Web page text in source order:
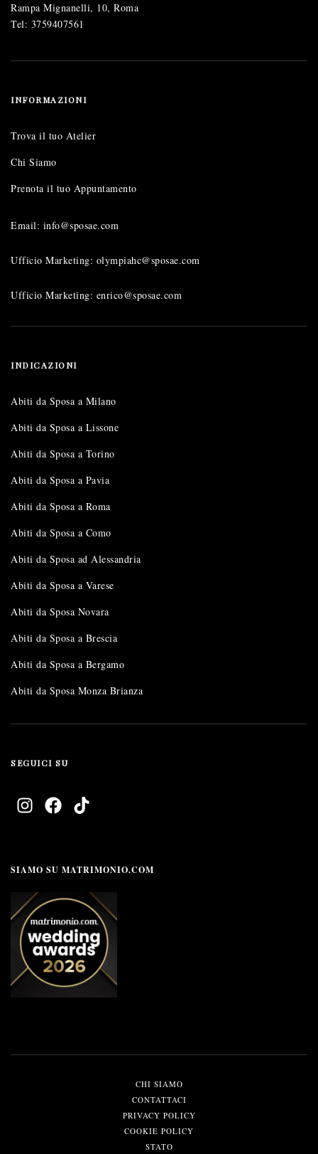
Rampa Mignanelli, 10, Roma
Tel: 3759407561
INFORMAZIONI
Trova il tuo Atelier
Chi Siamo
Prenota il tuo Appuntamento
Email: info@sposae.com
Ufficio Marketing: olympiahc@sposae.com
Ufficio Marketing: enrico@sposae.com
INDICAZIONI
Abiti da Sposa a Milano
Abiti da Sposa a Lissone
Abiti da Sposa a Torino
Abiti da Sposa a Pavia
Abiti da Sposa a Roma
Abiti da Sposa a Como
Abiti da Sposa ad Alessandria
Abiti da Sposa a Varese
Abiti da Sposa Novara
Abiti da Sposa a Brescia
Abiti da Sposa a Bergamo
Abiti da Sposa Monza Brianza
SEGUICI SU
SIAMO SU MATRIMONIO.COM
CHI SIAMO
CONTATTACI
PRIVACY POLICY
COOKIE POLICY
STATO